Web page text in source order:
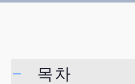
목차